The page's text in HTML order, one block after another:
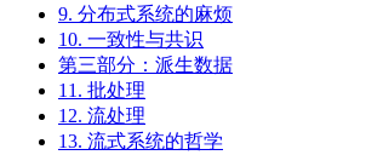
9. 分布式系统的麻烦
10. 一致性与共识
第三部分：派生数据
11. 批处理
12. 流处理
13. 流式系统的哲学